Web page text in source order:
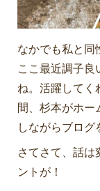
なかでも私と同
ここ最近調子良
ね。活躍してく
間、杉本がホ
しながらブログ
さてさて、話は
ントが！